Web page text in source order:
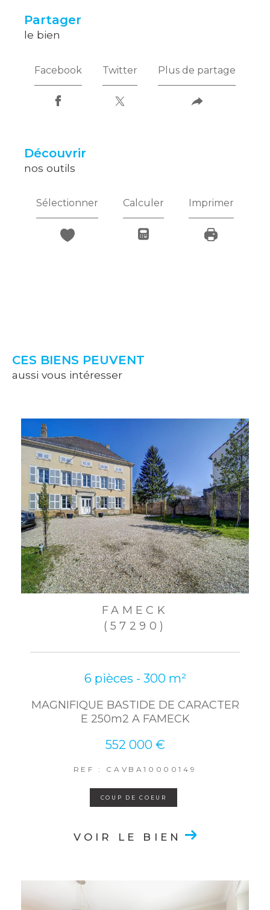
partager
le bien
Facebook Twitter Plus de partage
découvrir
nos outils
Sélectionner Calculer Imprimer
CES BIENS PEUVENT
aussi vous intéresser
FAMECK
(57290)
6 pièces - 300 m²
MAGNIFIQUE BASTIDE DE CARACTER
E 250m2 A FAMECK
552 000 €
REF : CAVBA10000149
COUP DE COEUR
VOIR LE BIEN